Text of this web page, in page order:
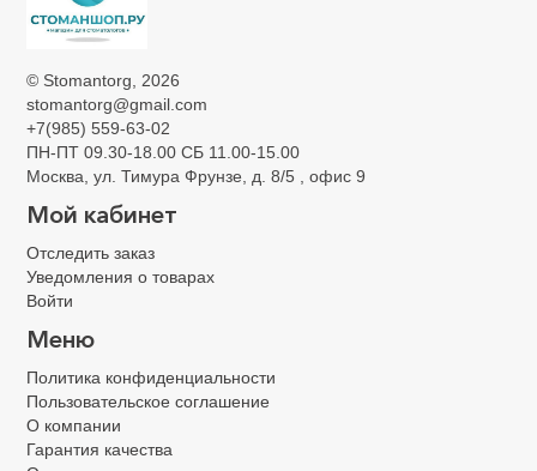
Артикуляционная бумага и спрей
© Stomantorg , 2026
stomantorg@gmail.com
+7(985) 559-63-02
ПН-ПТ 09.30-18.00 СБ 11.00-15.00
Москва, ул. Тимура Фрунзе, д. 8/5 , офис 9
Мой кабинет
Отследить заказ
Уведомления о товарах
Войти
Меню
Политика конфиденциальности
Пользовательское соглашение
О компании
Гарантия качества